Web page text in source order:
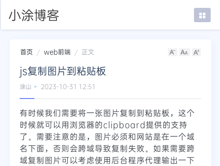
小涂博客
mTab书签
登录
首页 web前端 正文
js复制图片到粘贴板
涂山 2023-10-31 12:51
有时候我们需要将一张图片复制到粘贴板，这个
时候就可以用浏览器的clipboard提供的支持
了。需要注意的是，图片必须和网站是在一个域
名下面，否则会跨域导致复制失败。如果需要跨
域复制图片可以考虑使用后台程序代理输出一下